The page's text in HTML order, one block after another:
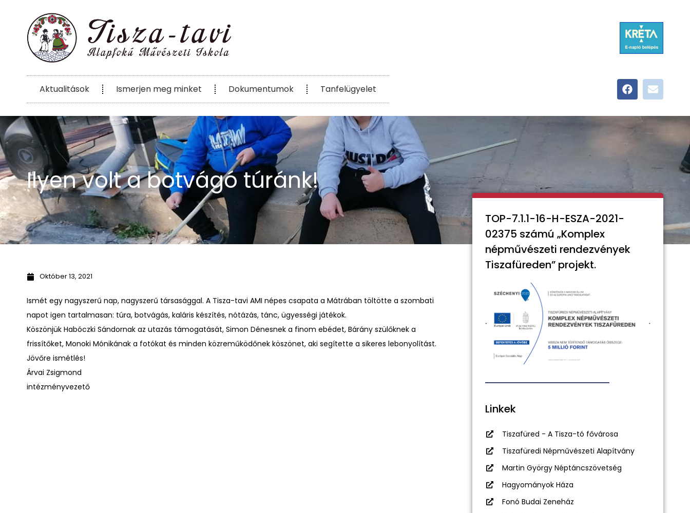
Aktualitások Ismerjen meg minket Dokumentumok Tanfelügyelet
Ilyen volt a botvágó túránk!
Október 13, 2021
Ismét egy nagyszerű nap, nagyszerű társasággal. A Tisza-tavi AMI népes csapata a Mátrában töltötte a szombati
napot igen tartalmasan: túra, botvágás, kaláris készítés, nótázás, tánc, ügyességi játékok.
Köszönjük Habóczki Sándornak az utazás támogatását, Simon Dénesnek a finom ebédet, Bárány szülőknek a
frissítőket, Monoki Mónikának a fotókat és minden közreműködőnek köszönet, aki segítette a sikeres lebonyolítást.
Jövőre ismétlés!
Árvai Zsigmond
intézményvezető
TOP-7.1.1-16-H-ESZA-2021-
02375 számú „Komplex
népművészeti rendezvények
Tiszafüreden” projekt.
Linkek
Tiszafüred - A Tisza-tó fővárosa
Tiszafüredi Népművészeti Alapítvány
Martin György Néptáncszövetség
Hagyományok Háza
Fonó Budai Zeneház